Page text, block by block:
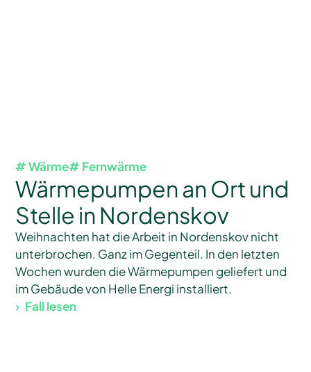
# Wärme# Fernwärme
Wärmepumpen an Ort und
Stelle in Nordenskov
Weihnachten hat die Arbeit in Nordenskov nicht
unterbrochen. Ganz im Gegenteil. In den letzten
Wochen wurden die Wärmepumpen geliefert und
im Gebäude von Helle Energi installiert.
Fall lesen